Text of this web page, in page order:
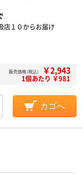
店１０からお届け
販売価格（税込） ￥2,943
1個あたり ￥981
カゴへ